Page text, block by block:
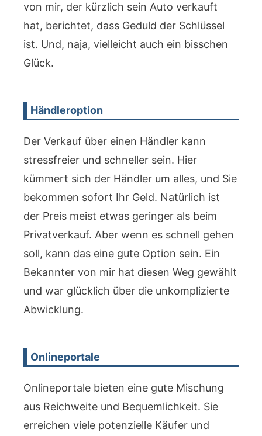
von mir, der kürzlich sein Auto verkauft
hat, berichtet, dass Geduld der Schlüssel
ist. Und, naja, vielleicht auch ein bisschen
Glück.
Händleroption
Der Verkauf über einen Händler kann
stressfreier und schneller sein. Hier
kümmert sich der Händler um alles, und Sie
bekommen sofort Ihr Geld. Natürlich ist
der Preis meist etwas geringer als beim
Privatverkauf. Aber wenn es schnell gehen
soll, kann das eine gute Option sein. Ein
Bekannter von mir hat diesen Weg gewählt
und war glücklich über die unkomplizierte
Abwicklung.
Onlineportale
Onlineportale bieten eine gute Mischung
aus Reichweite und Bequemlichkeit. Sie
erreichen viele potenzielle Käufer und